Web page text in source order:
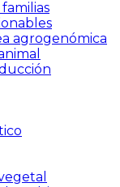
agrogenómica